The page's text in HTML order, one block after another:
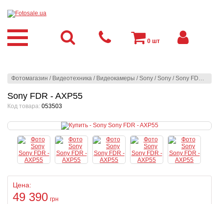
Фотомагазин / Видеотехника / Видеокамеры /Sony /Sony /Sony FDR - AXP55
Sony FDR - AXP55
Код товара: 053503
Цена:
49 390 грн
0 шт